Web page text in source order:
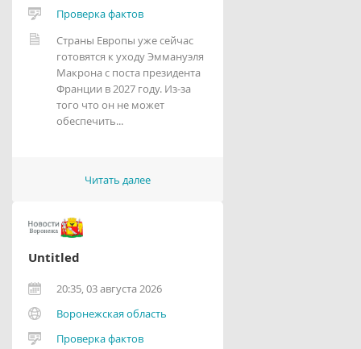
Проверка фактов
Страны Европы уже сейчас
готовятся к уходу Эммануэля
Макрона с поста президента
Франции в 2027 году. Из-за
того что он не может
обеспечить...
Читать далее
Untitled
20:35, 03 августа 2026
Воронежская область
Проверка фактов